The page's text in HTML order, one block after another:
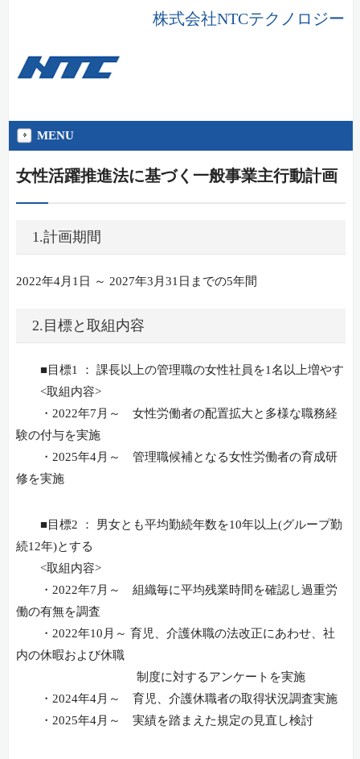
株式会社NTCテクノロジー
MENU
女性活躍推進法に基づく一般事業主行動計画
1.計画期間
2022年4月1日 ～ 2027年3月31日までの5年間
2.目標と取組内容
■目標1 ： 課長以上の管理職の女性社員を1名以上増やす
<取組内容>
・2022年7月～ 女性労働者の配置拡大と多様な職務経
験の付与を実施
・2025年4月～ 管理職候補となる女性労働者の育成研
修を実施
■目標2 ： 男女とも平均勤続年数を10年以上(グループ勤
続12年)とする
<取組内容>
・2022年7月～ 組織毎に平均残業時間を確認し過重労
働の有無を調査
・2022年10月～ 育児、介護休職の法改正にあわせ、社
内の休暇および休職
制度に対するアンケートを実施
・2024年4月～ 育児、介護休職者の取得状況調査実施
・2025年4月～ 実績を踏まえた規定の見直し検討